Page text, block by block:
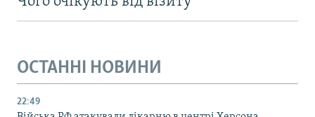
ОСТАННІ НОВИНИ
22:49